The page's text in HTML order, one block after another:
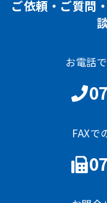
ご依頼・ご質問
お電話
FAXで